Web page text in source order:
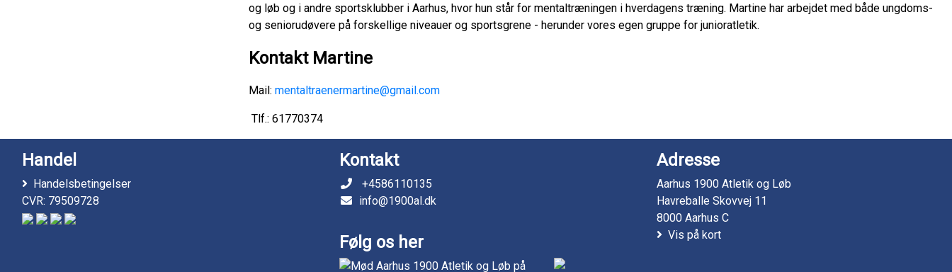
og løb og i andre sportsklubber i Aarhus, hvor hun står for mentaltræningen i hverdagens træning. Martine har arbejdet med både ungdoms-
og seniorudøvere på forskellige niveauer og sportsgrene - herunder vores egen gruppe for junioratletik.
Kontakt Martine
Mail: mentaltraenermartine@gmail.com
Tlf.: 61770374
Handel
Handelsbetingelser
CVR: 79509728
Kontakt
+4586110135
info@1900al.dk
Følg os her
Adresse
Aarhus 1900 Atletik og Løb
Havreballe Skovvej 11
8000 Aarhus C
Vis på kort